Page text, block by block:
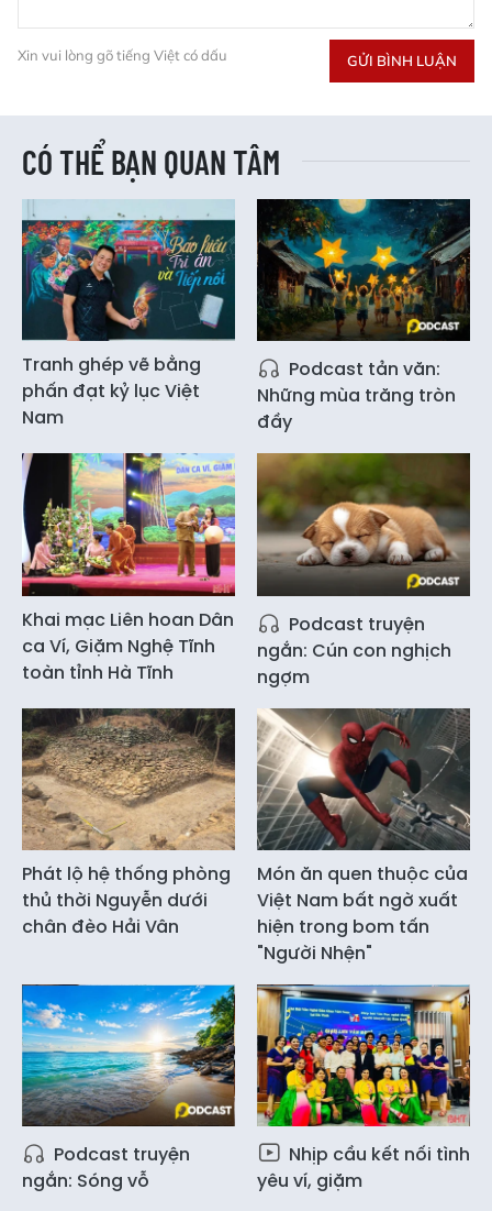
Xin vui lòng gõ tiếng Việt có dấu GỬI BÌNH LUẬN
CÓ THỂ BẠN QUAN TÂM
Tranh ghép vẽ bằng
phấn đạt kỷ lục Việt
Nam
Podcast tản văn:
Những mùa trăng tròn
đầy
Khai mạc Liên hoan Dân
ca Ví, Giặm Nghệ Tĩnh
toàn tỉnh Hà Tĩnh
Podcast truyện
ngắn: Cún con nghịch
ngợm
Phát lộ hệ thống phòng
thủ thời Nguyễn dưới
chân đèo Hải Vân
Món ăn quen thuộc của
Việt Nam bất ngờ xuất
hiện trong bom tấn
"Người Nhện"
Podcast truyện
ngắn: Sóng vỗ
Nhịp cầu kết nối tình
yêu ví, giặm